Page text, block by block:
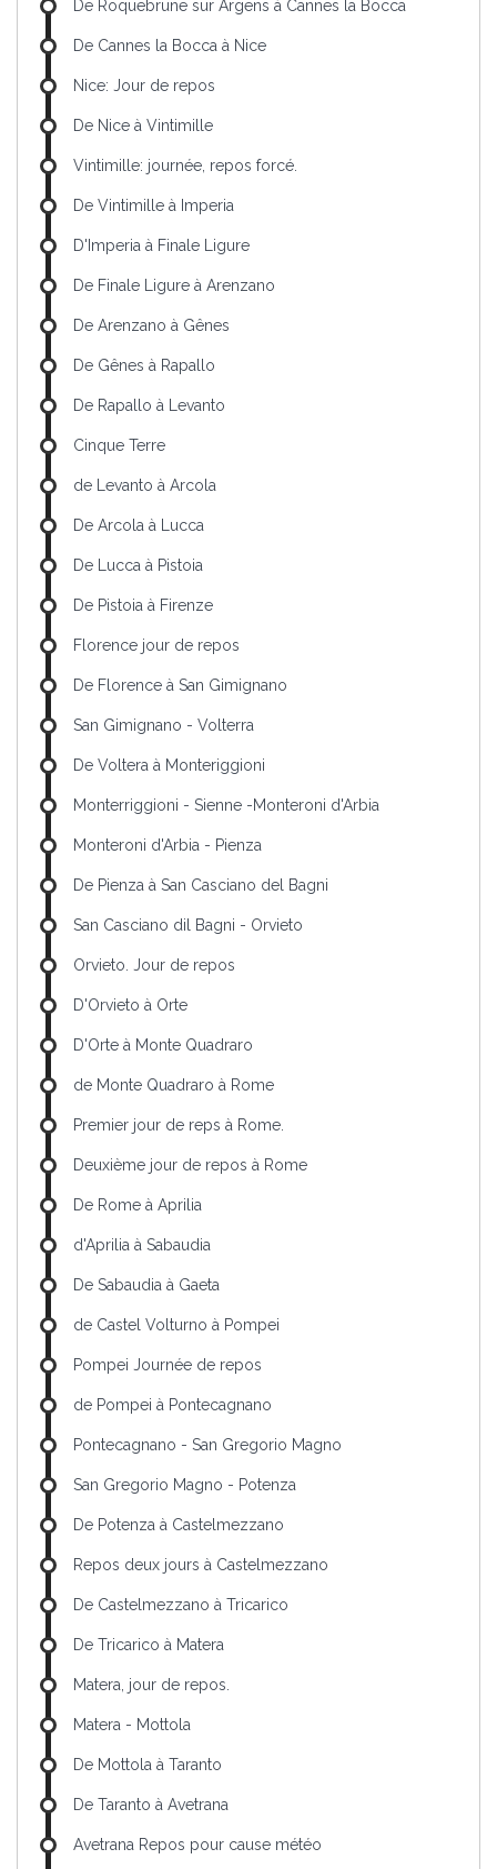
De Roquebrune sur Argens à Cannes la Bocca
De Cannes la Bocca à Nice
Nice: Jour de repos
De Nice à Vintimille
Vintimille: journée, repos forcé.
De Vintimille à Imperia
D'Imperia à Finale Ligure
De Finale Ligure à Arenzano
De Arenzano à Gênes
De Gênes à Rapallo
De Rapallo à Levanto
Cinque Terre
de Levanto à Arcola
De Arcola à Lucca
De Lucca à Pistoia
De Pistoia à Firenze
Florence jour de repos
De Florence à San Gimignano
San Gimignano - Volterra
De Voltera à Monteriggioni
Monterriggioni - Sienne -Monteroni d'Arbia
Monteroni d'Arbia - Pienza
De Pienza à San Casciano del Bagni
San Casciano dil Bagni - Orvieto
Orvieto. Jour de repos
D'Orvieto à Orte
D'Orte à Monte Quadraro
de Monte Quadraro à Rome
Premier jour de reps à Rome.
Deuxième jour de repos à Rome
De Rome à Aprilia
d'Aprilia à Sabaudia
De Sabaudia à Gaeta
de Castel Volturno à Pompei
Pompei Journée de repos
de Pompei à Pontecagnano
Pontecagnano - San Gregorio Magno
San Gregorio Magno - Potenza
De Potenza à Castelmezzano
Repos deux jours à Castelmezzano
De Castelmezzano à Tricarico
De Tricarico à Matera
Matera, jour de repos.
Matera - Mottola
De Mottola à Taranto
De Taranto à Avetrana
Avetrana Repos pour cause météo